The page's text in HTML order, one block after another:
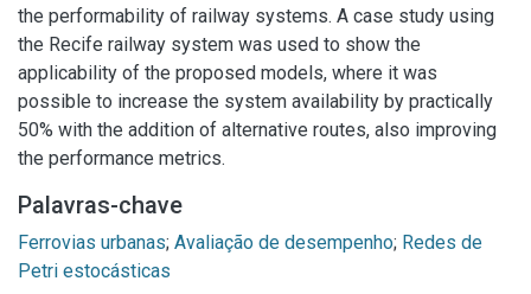
the performability of railway systems. A case study using
the Recife railway system was used to show the
applicability of the proposed models, where it was
possible to increase the system availability by practically
50% with the addition of alternative routes, also improving
the performance metrics.
Palavras-chave
Ferrovias urbanas; Avaliação de desempenho; Redes de
Petri estocásticas